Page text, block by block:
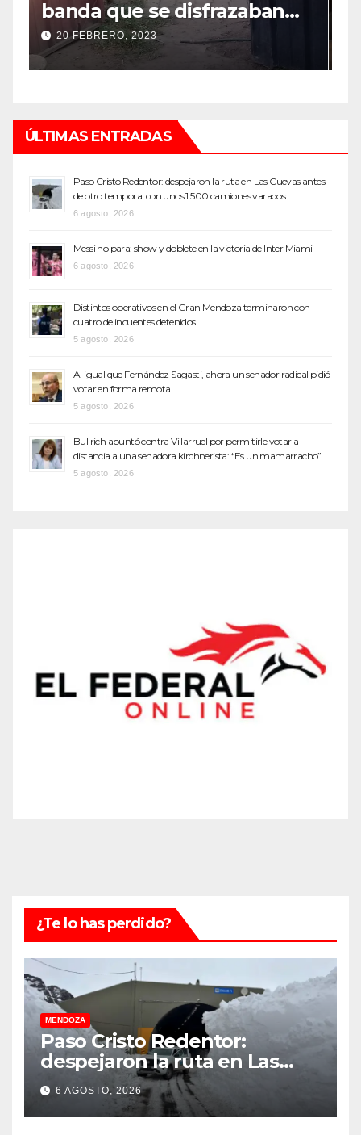
robo millonario en un barrio
top de Maipú
12 SEPTIEMBRE, 2022
ÚLTIMAS ENTRADAS
Paso Cristo Redentor: despejaron la ruta en Las Cuevas antes
de otro temporal con unos 1.500 camiones varados
6 agosto, 2026
Messi no para: show y doblete en la victoria de Inter Miami
6 agosto, 2026
Distintos operativos en el Gran Mendoza terminaron con
cuatro delincuentes detenidos
5 agosto, 2026
Al igual que Fernández Sagasti, ahora un senador radical pidió
votar en forma remota
5 agosto, 2026
Bullrich apuntó contra Villarruel por permitirle votar a
distancia a una senadora kirchnerista: “Es un mamarracho”
5 agosto, 2026
¿Te lo has perdido?
MENDOZA
Paso Cristo Redentor:
despejaron la ruta en Las
Cuevas antes de otro
temporal con unos 1.500
camiones varados
6 AGOSTO, 2026